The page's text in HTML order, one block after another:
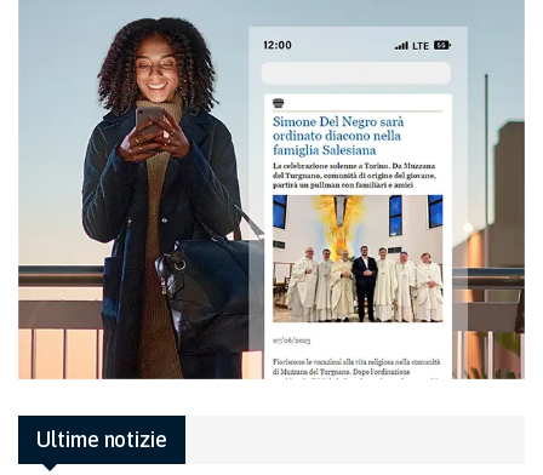
Ultime notizie